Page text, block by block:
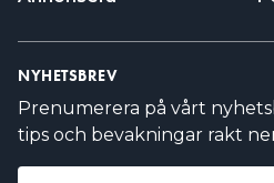
NYHETSBREV
Prenumerera på vårt
tips och bevakningar rakt